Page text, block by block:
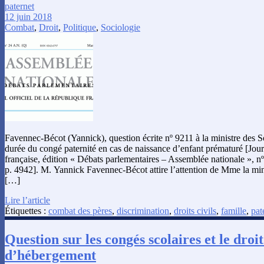
paternet
12 juin 2018
Combat, Droit, Politique, Sociologie
Favennec-Bécot (Yannick), question écrite nº 9211 à la ministre des
durée du congé paternité en cas de naissance d’enfant prématuré
française, édition « Débats parlementaires – Assemblée nationale »,
p. 4942]. M. Yannick Favennec-Bécot attire l’attention de Mme la
[…]
Lire l’article
Étiquettes : combat des pères, discrimination, droits civils, famille,
Question sur les congés scolaires et le
d’hébergement